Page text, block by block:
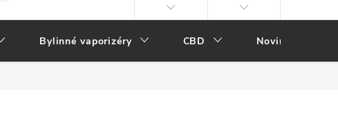
Bylinné vaporizéry CBD Novinky